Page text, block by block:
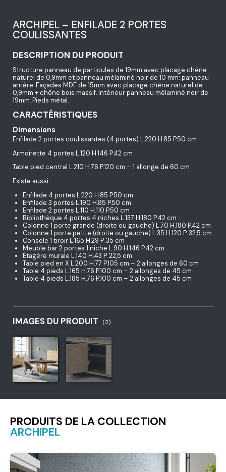
ARCHIPEL – ENFILADE 2 PORTES
COULISSANTES
DESCRIPTION DU PRODUIT
Structure panneau de particules de 19mm avec placage chêne
naturel de 0,9mm et panneau mélaminé noir de 10 mm: panneau
arrière. Façades MDF de 15mm avec placage chêne naturel de
0,9mm + chêne bois massif. Intérieur panneau mélaminé noir de
19mm. Pieds métal.
CARACTÉRISTIQUES
Dimensions
Enfilade 2 portes coulissantes (4 portes) L.220 H.85 P.50 cm
Armoirette 4 portes L.120 H.146 P.42 cm
Table pied central L.210 H.76 P.120 cm – 1 allonge de 60 cm
Existe aussi :
Enfilade 4 portes L.220 H.85 P.50 cm
Enfilade 3 portes L.190 H.85 P.50 cm
Enfilade 2 portes L.110 H.110 P.50 cm
Bibliothèque 4 portes 4 niches L.137 H.180 P.42 cm
Colonne 1 porte grande (droite ou gauche) L.70 H.180 P.42 cm
Colonne 1 porte petite (droite ou gauche) L.35 H.120 P. 32,5 cm
Console 1 tiroir L.165 H.29 P. 35 cm
Meuble bar 2 portes 1 niche L.90 H.146 P.42 cm
Étagère murale L.140 H.43 P. 22,5 cm
Table pied en X L.200 H.77 P.105 cm – 2 allonges de 60 cm
Table 4 pieds L.165 H.76 P.100 cm – 2 allonges de 45 cm
Table 4 pieds L.185 H.76 P.100 cm – 2 allonges de 45 cm
IMAGES DU PRODUIT (2)
PRODUITS DE LA COLLECTION
ARCHIPEL